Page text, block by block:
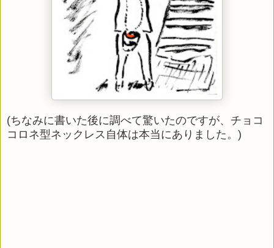
(ちなみに書いた後に調べて驚いたのですが、チョコ
コロネ型ネックレス自体は本当にありました。 )